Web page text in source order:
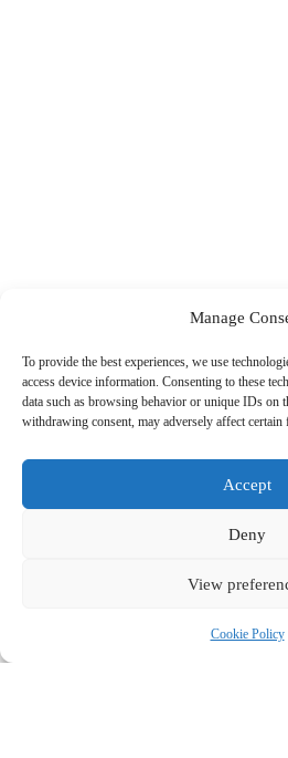
Manage
To provide the best experiences, we use
access device information. Consenting to these
data such as browsing behavior or unique IDs on
withdrawing consent, may adversely affect certain
Accept
Deny
View
Cookie Policy
Το περιεχόμενο στο www.nextravel.gr
για προσωπική χρήση από τους
είτε τροποποιημένη είτε αμετάβλητη,
εκδότη.